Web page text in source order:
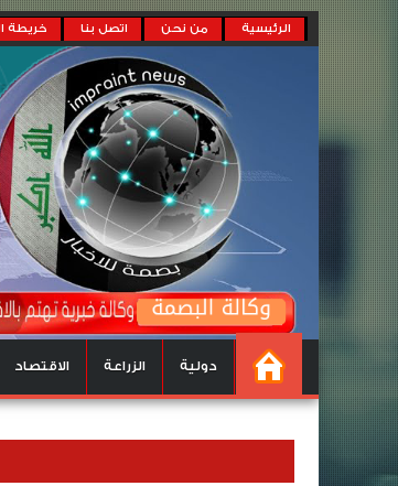
الرئيسية من نحن اتصل بنا خريطة
دولية الزراعة الاقتصاد